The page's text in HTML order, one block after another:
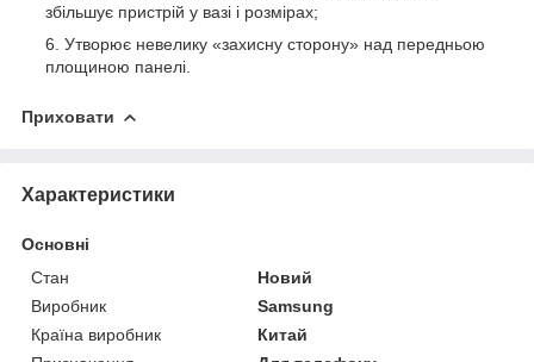
збільшує пристрій у вазі і розмірах;
Утворює невелику «захисну сторону» над передньою
площиною панелі.
Приховати
Характеристики
Основні
Стан
Новий
Виробник
Samsung
Країна виробник
Китай